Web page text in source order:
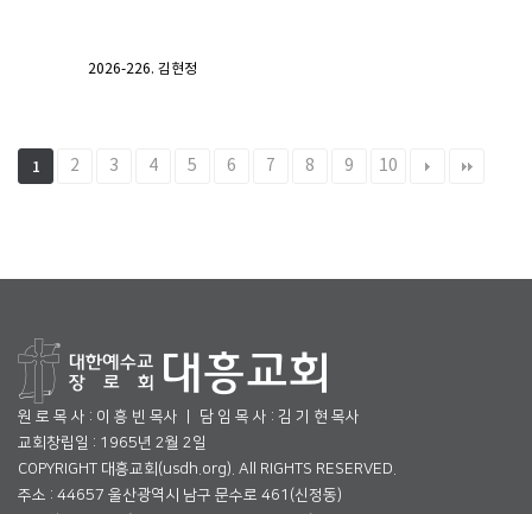
2026-226. 김현정
1 2 3 4 5 6 7 8 9 10
원 로 목 사 : 이 흥 빈 목사 ㅣ 담 임 목 사 : 김 기 현 목사
교회창립일 : 1965년 2월 2일
COPYRIGHT 대흥교회(usdh.org). All RIGHTS RESERVED.
주소 : 44657 울산광역시 남구 문수로 461(신정동)